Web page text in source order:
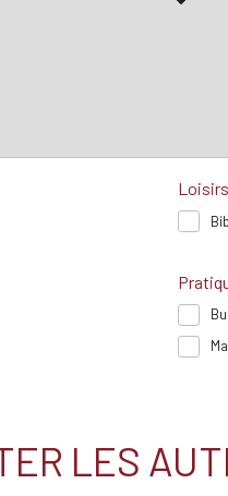
Loisirs
LES